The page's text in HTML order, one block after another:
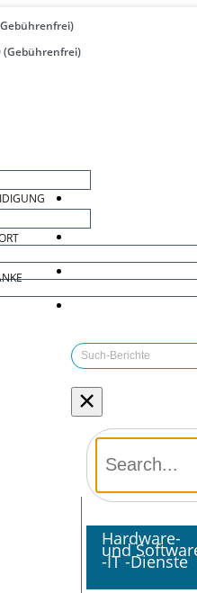
(Gebührenfrei)
×
Hardware-
und
-IT -Dienste